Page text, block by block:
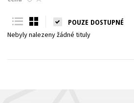
Young adult (SK)
Všechny tituly
POUZE DOSTUPNÉ
Nebyly nalezeny žádné tituly